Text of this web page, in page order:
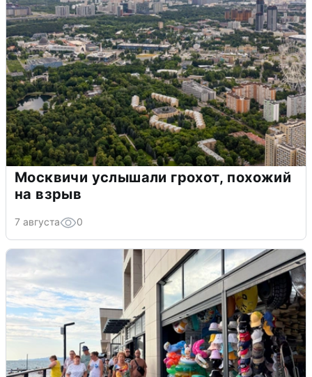
Москвичи услышали грохот, похожий
на взрыв
7 августа 0